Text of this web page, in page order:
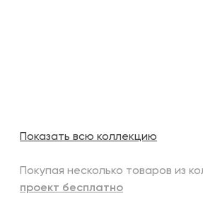
Показать всю коллекцию
Покупая несколько товаров из
проект бесплатно